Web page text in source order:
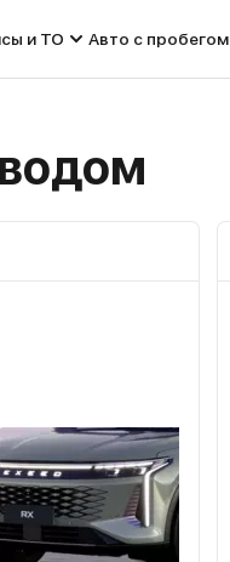
и ТО Авто с пробегом